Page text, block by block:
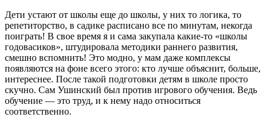
Дети устают от школы еще до школы, у них то логика, то
репетиторство, в садике расписано все по минутам, некогда
поиграть! В свое время я и сама закупала какие-то «школы
годовасиков», штудировала методики раннего развития,
смешно вспомнить! Это модно, у мам даже комплексы
появляются на фоне всего этого: кто лучше объяснит, больше,
интереснее. После такой подготовки детям в школе просто
скучно. Сам Ушинский был против игрового обучения. Ведь
обучение — это труд, и к нему надо относиться
соответственно.